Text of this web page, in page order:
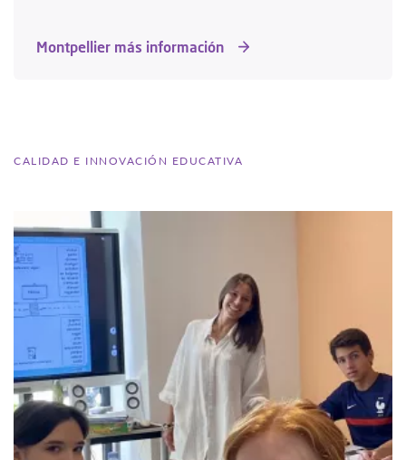
Montpellier más información
CALIDAD E INNOVACIÓN EDUCATIVA